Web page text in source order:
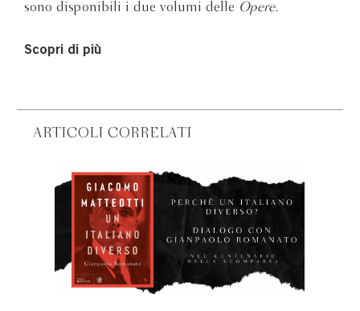
sono disponibili i due volumi delle Opere.
Scopri di più
ARTICOLI CORRELATI